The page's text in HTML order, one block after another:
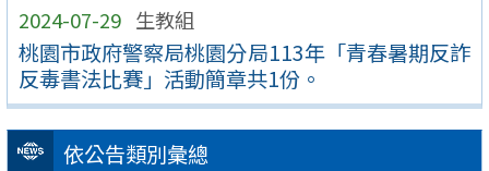
2024-07-29 生教組
桃園市政府警察局桃園分局113年「青春暑期反詐
反毒書法比賽」活動簡章共1份。
依公告類別彙總